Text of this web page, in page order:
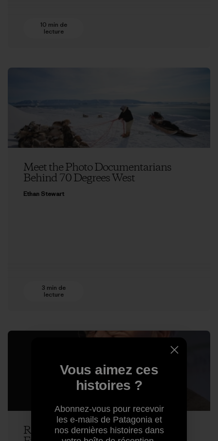
10 min de
lecture
Meet the Photo Documentarians
Behind 70 Degrees West
Ethan Stewart
3 min de
lecture
Rick Ridgeway Makes the Case for
Vous aimez ces
histoires ?
Abonnez-vous pour recevoir
les e-mails de Patagonia et
nos dernières histoires dans